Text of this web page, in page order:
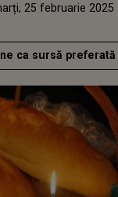
25 februarie 2025
ca sursă preferată